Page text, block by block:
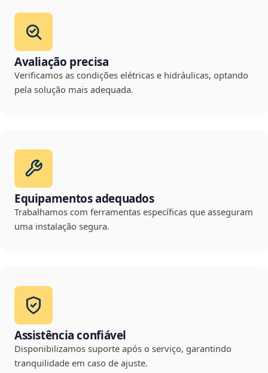
Avaliação precisa
Verificamos as condições elétricas e hidráulicas, optando
pela solução mais adequada.
Equipamentos adequados
Trabalhamos com ferramentas específicas que asseguram
uma instalação segura.
Assistência confiável
Disponibilizamos suporte após o serviço, garantindo
tranquilidade em caso de ajuste.